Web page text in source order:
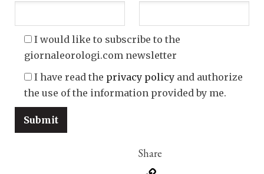
I would like to subscribe to the
giornaleorologi.com newsletter
I have read the privacy policy and authorize
the use of the information provided by me.